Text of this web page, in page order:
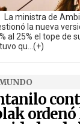
La ministra de
la nueva
al 25% el tope de
qu...(+)